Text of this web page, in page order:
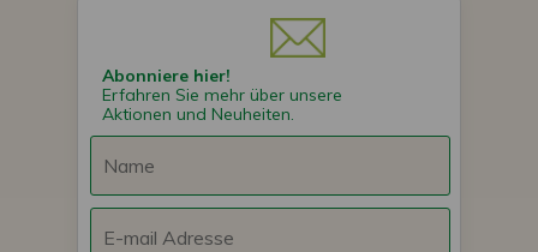
Abonniere hier!
Erfahren Sie mehr über unsere
Aktionen und Neuheiten.